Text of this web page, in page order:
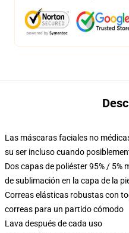
Las máscaras faciales no
su ser incluso cuando
Dos capas de poliéster 95% / 5%
de sublimación en la capa de la
Correas elásticas robustas con
correas para un partido cómodo
Lava después de cada uso